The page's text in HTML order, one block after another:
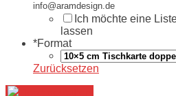
info@aramdesign.de
Ich möchte eine
lassen
*Format
Zurücksetzen